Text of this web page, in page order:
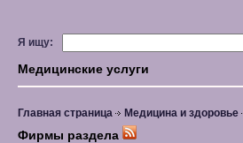
Я ищу:
Медицинские услуги
Главная страница Медицина и здоровье
Фирмы раздела